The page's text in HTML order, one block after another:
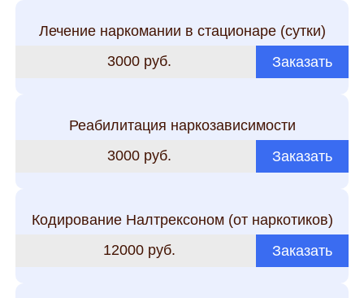
Лечение наркомании в стационаре (сутки)
3000 руб.
Заказать
Реабилитация наркозависимости
3000 руб.
Заказать
Кодирование Налтрексоном (от наркотиков)
12000 руб.
Заказать